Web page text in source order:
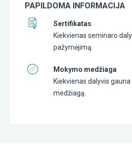
PAPILDOMA INFORMACIJA
Sertifikatas
Kiekvienas seminaro
pažymėjimą.
Mokymo medžiaga
Kiekvienas dalyvis gauna
medžiagą.